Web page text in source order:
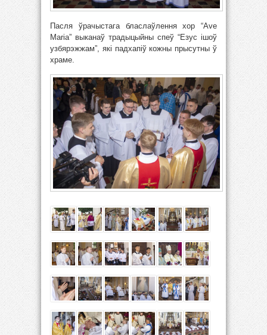
Пасля ўрачыстага бласлаўлення хор “Аve
Maria” выканаў традыцыйны спеў “Езус ішоў
узбярэжжам”, які падхапіў кожны прысутны ў
храме.